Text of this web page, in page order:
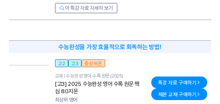
이 특강 자료 자세히 보기
수능완성을 가장 효율적으로 회독하는 방법!
고2 고3 중상위권
교재 l수능완성 영어 수록 원문(2025)
[고3] 2025 수능완성 영어 수록 원문 핵
심 80지문
최상위 영어
특강 자료 구매하기
제본 교재 구매하기